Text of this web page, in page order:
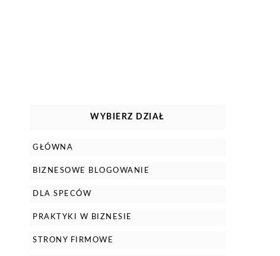
WYBIERZ DZIAŁ
GŁÓWNA
BIZNESOWE BLOGOWANIE
DLA SPECÓW
PRAKTYKI W BIZNESIE
STRONY FIRMOWE